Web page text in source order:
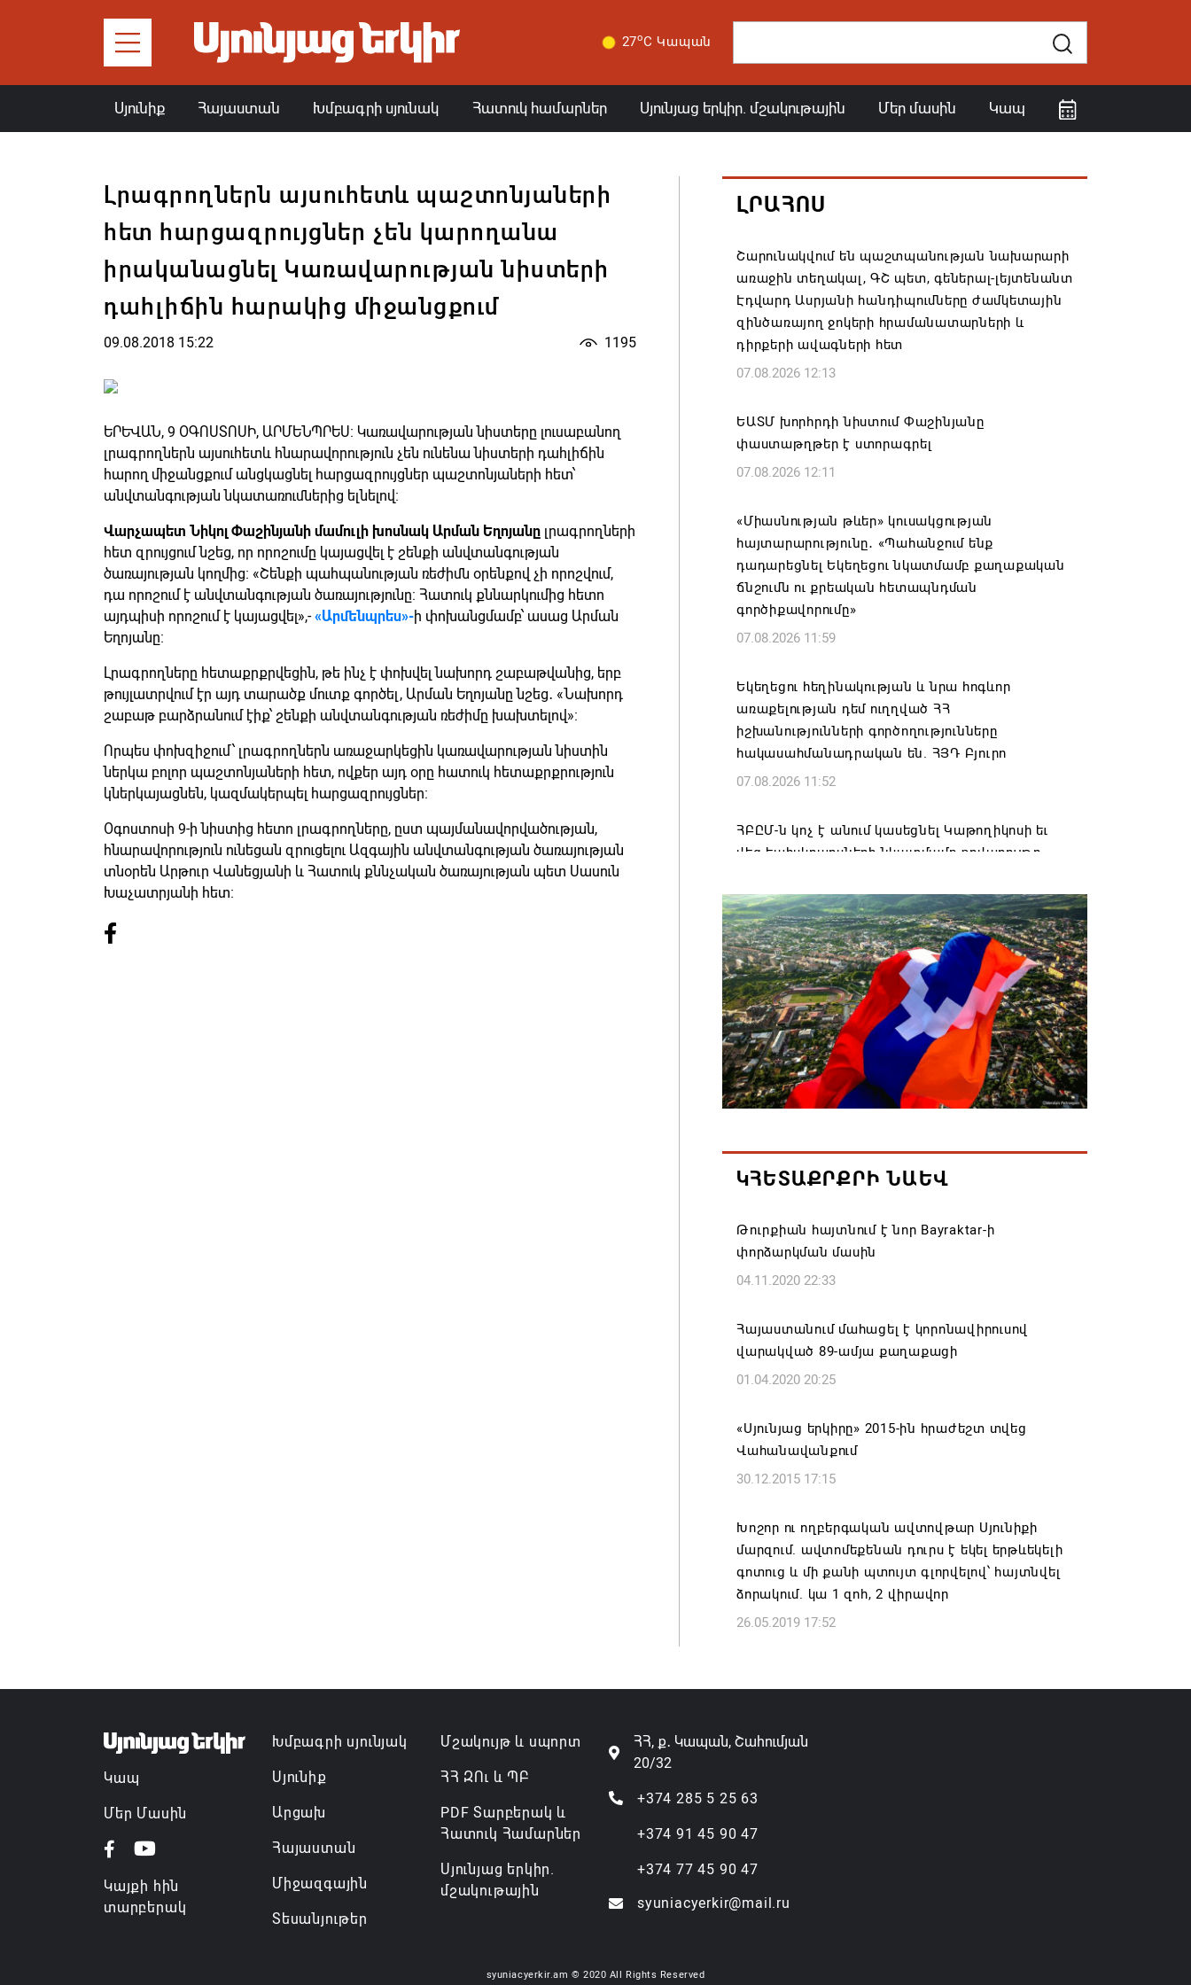
27oC Կապան
Սյունիք Հայաստան Խմբագրի սյունակ Հատուկ համարներ Սյունյաց երկիր. մշակութային Մեր մասին Կապ
Լրագրողներն այսուհետև պաշտոնյաների
հետ հարցազրույցներ չեն կարողանա
իրականացնել Կառավարության նիստերի
դահլիճին հարակից միջանցքում
09.08.2018 15:22 1195
ԵՐԵՎԱՆ, 9 ՕԳՈՍՏՈՍԻ, ԱՐՄԵՆՊՐԵՍ։ Կառավարության նիստերը լուսաբանող
լրագրողներն այսուհետև հնարավորություն չեն ունենա նիստերի դահլիճին
հարող միջանցքում անցկացնել հարցազրույցներ պաշտոնյաների հետ՝
անվտանգության նկատառումներից ելնելով։
Վարչապետ Նիկոլ Փաշինյանի մամուլի խոսնակ Արման Եղոյանը լրագրողների
հետ զրույցում նշեց, որ որոշումը կայացվել է շենքի անվտանգության
ծառայության կողմից։ «Շենքի պահպանության ռեժիմն օրենքով չի որոշվում,
դա որոշում է անվտանգության ծառայությունը։ Հատուկ քննարկումից հետո
այդպիսի որոշում է կայացվել»,-«Արմենպրես»-ի փոխանցմամբ՝ ասաց Արման
Եղոյանը։
Լրագրողները հետաքրքրվեցին, թե ինչ է փոխվել նախորդ շաբաթվանից, երբ
թույլատրվում էր այդ տարածք մուտք գործել, Արման Եղոյանը նշեց․ «Նախորդ
շաբաթ բարձրանում էիք՝ շենքի անվտանգության ռեժիմը խախտելով»։
Որպես փոխզիջում՝ լրագրողներն առաջարկեցին կառավարության նիստին
ներկա բոլոր պաշտոնյաների հետ, ովքեր այդ օրը հատուկ հետաքրքրություն
կներկայացնեն, կազմակերպել հարցազրույցներ։
Օգոստոսի 9-ի նիստից հետո լրագրողները, ըստ պայմանավորվածության,
հնարավորություն ունեցան զրուցելու Ազգային անվտանգության ծառայության
տնօրեն Արթուր Վանեցյանի և Հատուկ քննչական ծառայության պետ Սասուն
Խաչատրյանի հետ։
ԼՐԱՀՈՍ
Շարունակվում են պաշտպանության նախարարի
առաջին տեղակալ, ԳՇ պետ, գեներալ-լեյտենանտ
Էդվարդ Ասրյանի հանդիպումները ժամկետային
զինծառայող ջոկերի հրամանատարների և
դիրքերի ավագների հետ
07.08.2026 12:13
ԵԱՏՄ խորհրդի նիստում Փաշինյանը
փաստաթղթեր է ստորագրել
07.08.2026 12:11
«Միասնության թևեր» կուսակցության
հայտարարությունը․ «Պահանջում ենք
դադարեցնել Եկեղեցու նկատմամբ քաղաքական
ճնշումն ու քրեական հետապնդման
գործիքավորումը»
07.08.2026 11:59
Եկեղեցու հեղինակության և նրա հոգևոր
առաքելության դեմ ուղղված ՀՀ
իշխանությունների գործողությունները
հակասահմանադրական են. ՀՅԴ Բյուրո
07.08.2026 11:52
ՀԲԸՄ-ն կոչ է անում կասեցնել Կաթողիկոսի եւ
վեց եպիսկոպոսների նկատմամբ քրվարույթը
Ավարտվեց Սյունիքի մարզի շախմատի
տղամարդկանց 26-րդ առաջնությունը
07.08.2026 11:42
Իրանը չի տրվի ճնշման․ Մոհամադ Բաղեր
07.08.2026 11:25
ԵԱՏՄ-ն պետք է շարունակի ամրապնդել
Եվրասիական միջկառավարական խորհրդի
նիստի ժամանակ հայտարարել է ՌԴ վարչապետ
07.08.2026 11:01
Կանադայի Հայոց թեմը դատապարտել է
07.08.2026 10:45
Կապահովվեն 61 մանկապարտեզի
06.08.2026 22:49
դատարան կանչելը համարում ենք անընդունելի
և դատապարտելի. Արամ Ա
06.08.2026 22:30
06.08.2026 20:36
ԿՀԵՏԱՔՐՔՐԻ ՆԱԵՎ
Թուրքիան հայտնում է նոր Bayraktar-ի
փորձարկման մասին
04.11.2020 22:33
Հայաստանում մահացել է կորոնավիրուսով
վարակված 89-ամյա քաղաքացի
01.04.2020 20:25
«Սյունյաց երկիրը» 2015-ին հրաժեշտ տվեց
Վահանավանքում
30.12.2015 17:15
Խոշոր ու ողբերգական ավտովթար Սյունիքի
մարզում. ավտոմեքենան դուրս է եկել երթևեկելի
գոտուց և մի քանի պտույտ գլորվելով՝ հայտնվել
ձորակում. կա 1 զոհ, 2 վիրավոր
26.05.2019 17:52
Կապ
Մեր Մասին
Կայքի հին
տարբերակ
Խմբագրի սյունյակ
Սյունիք
Արցախ
Հայաստան
Միջազգային
Տեսանյութեր
Մշակույթ և սպորտ
ՀՀ ԶՈւ և ՊԲ
PDF Տարբերակ և
Հատուկ Համարներ
Սյունյաց երկիր.
մշակութային
ՀՀ, ք․ Կապան, Շահումյան
20/32
+374 285 5 25 63
+374 91 45 90 47
+374 77 45 90 47
syuniacyerkir@mail.ru
syuniacyerkir.am © 2020 All Rights Reserved